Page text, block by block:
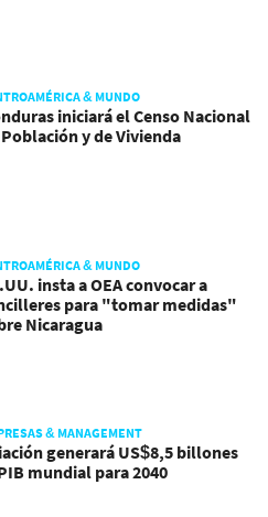
& MUNDO
iniciará el Censo Nacional
y de Vivienda
& MUNDO
insta a OEA convocar a
para "tomar medidas"
Nicaragua
& MANAGEMENT
generará US$8,5 billones
mundial para 2040